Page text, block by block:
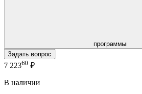
программы
Задать вопрос
7 22360 ₽
В наличии